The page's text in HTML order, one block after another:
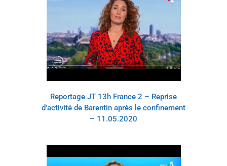
Reportage JT 13h France 2 – Reprise
d’activité de Barentin après le confinement
– 11.05.2020